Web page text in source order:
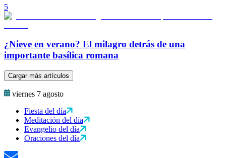
5
¿Nieve en verano? El milagro detrás de una
importante basílica romana
Cargar más artículos
viernes 7 agosto
Fiesta del día
Meditación del día
Evangelio del día
Oraciones del día